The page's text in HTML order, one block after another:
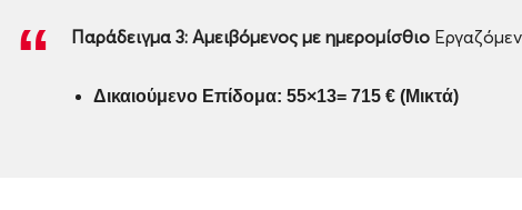
Παράδειγμα 3: Αμειβόμενος με ημερομίσθιο
Δικαιούμενο Επίδομα: 55×13= 715 € (Μικτά)